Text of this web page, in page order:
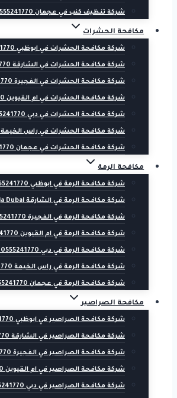
شركة تنظيف كنب في عجمان 0555241770 Sharja Dubai
مكافحة الحشرات
شركة مكافحة الحشرات في ابوظبي 0555241770 Sharja Dubai
شركة مكافحة الحشرات في الشارقة 0555241770 Sharja Dubai
شركة مكافحة الحشرات في الفجيرة 0555241770 Sharja Dubai
شركة مكافحة الحشرات في ام القيوين 0555241770 Sharja Dubai
شركة مكافحة الحشرات في دبي 0555241770 Sharja Dubai
شركة مكافحة الحشرات في راس الخيمة 0555241770 Sharja Dubai
شركة مكافحة الحشرات في عجمان 0555241770 Sharja Dubai
مكافحة الرمة
شركة مكافحة الرمة في ابوظبي 0555241770 Sharja Dubai
شركة مكافحة الرمة في الشارقة v0555241770 Sharja Dubai
شركة مكافحة الرمة في الفجيرة 0555241770 Sharja Dubai
شركة مكافحة الرمة في ام القيوين 0555241770 Sharja Dubai
شركة مكافحة الرمة في دبي 0555241770 Sharja Dubai
شركة مكافحة الرمة في راس الخيمة 0555241770 Sharja Dubai
شركة مكافحة الرمة في عجمان 0555241770 Sharja Dubai
مكافحة الصراصير
شركة مكافحة الصراصير في ابوظبي 0555241770 Sharja Dubai
شركة مكافحة الصراصير في الشارقة 0555241770 Sharja Dubai
شركة مكافحة الصراصير في الفجيرة 0555241770 Sharja Dubai
شركة مكافحة الصراصير في ام القيوين 0555241770 Sharja Dubai
شركة مكافحة الصراصير في دبي 0555241770 Sharja Dubai